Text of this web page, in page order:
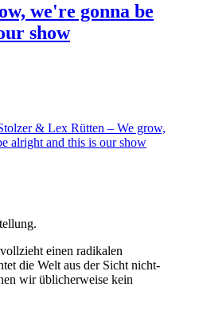
we're gonna be
show
einen radikalen
die Welt aus der Sicht nicht-
wir üblicherweise kein